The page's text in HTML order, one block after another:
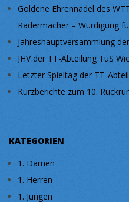
Goldene Ehrennadel des
Radermacher – Würdigung
Jahreshauptversammlung
JHV der TT-Abteilung TuS
Letzter Spieltag der TT-
Kurzberichte zum 10.
KATEGORIEN
1. Damen
1. Herren
1. Jungen